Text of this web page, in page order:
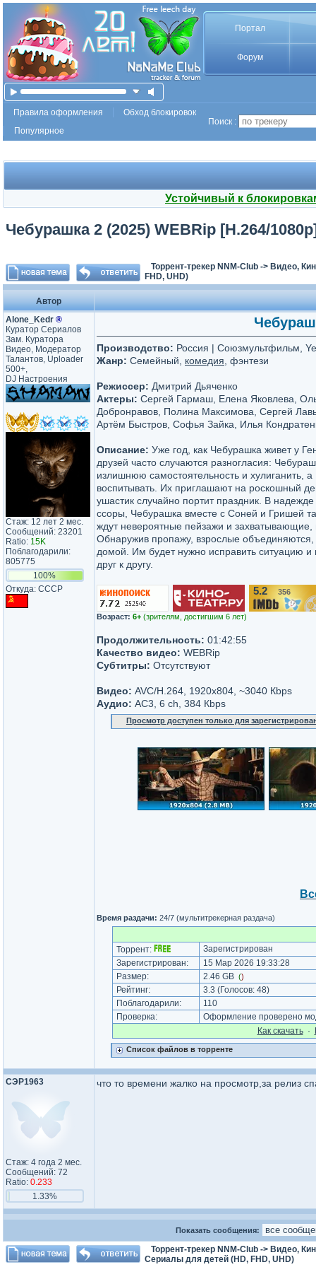
Портал
Форум
Правила оформления
Обход блокировок
Популярное
Поиск :
Устойчивый к
Чебурашка 2 (2025) WEBRip [H.264/
Торрент-трекер NNM-Club -> Видео,
FHD, UHD)
Автор
Alone_Kedr ®
Куратор Сериалов
Зам. Куратора
Видео, Модератор
Талантов, Uploader
500+,
DJ Настроения
Стаж: 12 лет 2 мес.
Сообщений: 23201
Ratio: 15K
Поблагодарили:
805775
100%
Откуда: CCCP
Производство: Россия | Союзмультфильм,
Жанр: Семейный, комедия , фэнтези
Режиссер: Дмитрий Дьяченко
Актеры: Сергей Гармаш, Елена Яковлева,
Добронравов, Полина Максимова, Сергей
Артём Быстров, Софья Зайка, Илья
Описание: Уже год, как Чебурашка живет у
друзей часто случаются разногласия:
излишнюю самостоятельность и хулиганить, а
воспитывать. Их приглашают на роскошный
ушастик случайно портит праздник. В
ссоры, Чебурашка вместе с Соней и Гришей
ждут невероятные пейзажи и
Обнаружив пропажу, взрослые объединяются,
домой. Им будет нужно исправить ситуацию и
друг к другу.
5.2 356
Возраст: 6+ (зрителям, достигшим 6 лет)
Продолжительность: 01:42:55
Качество видео: WEBRip
Субтитры: Отсутствуют
Видео: AVC/H.264, 1920x804, ~3040 Кbps
Аудио: AC3, 6 ch, 384 Кbps
Просмотр доступен только для
Время раздачи: 24/7 (мультитрекерная раздача)
Торрент:
Зарегистрирован
Зарегистрирован:
15 Мар 2026 19:33:28
Размер:
2.46 GB ()
Рейтинг: 3.3 (Голосов: 48)
Поблагодарили:
110
Проверка:
Оформление проверено
Как cкачать·
Список файлов в торренте
СЭР1963
Стаж: 4 года 2 мес.
Сообщений: 72
Ratio: 0.233
1.33%
что то времени жалко на просмотр,за релиз
Показать сообщения:
Торрент-трекер NNM-Club -> Видео,
Сериалы для детей (HD, FHD, UHD)